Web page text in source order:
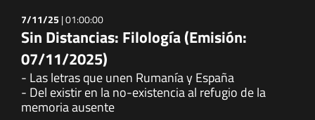
7/11/25 |01:00:00
Sin Distancias: Filología (Emisión:
07/11/2025)
- Las letras que unen Rumanía y España
- Del existir en la no-existencia al refugio de la
memoria ausente